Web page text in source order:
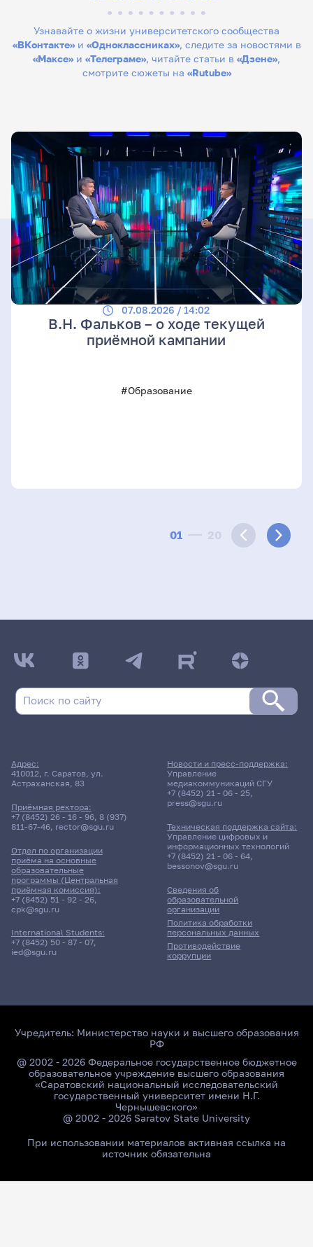
Узнавайте о жизни университетского сообщества
«ВКонтакте»и «Одноклассниках», следите за новостями в
«Максе» и «Телеграме», читайте статьи в «Дзене»,
смотрите сюжеты на «Rutube»
01 20
07.08.2026 / 14:02
В.Н. Фальков – о ходе текущей
приёмной кампании
#Образование
Адрес:
410012, г. Саратов, ул.
Астраханская, 83
Приёмная ректора:
+7 (8452) 26 - 16 - 96, 8 (937)
811-67-46, rector@sgu.ru
Отдел по организации
приёма на основные
образовательные
программы (Центральная
приёмная комиссия):
+7 (8452) 51 - 92 - 26,
cpk@sgu.ru
International Students:
+7 (8452) 50 - 87 - 07,
ied@sgu.ru
Сведения об
образовательной
организации
Политика обработки
персональных данных
Противодействие
коррупции
Новости и пресс-поддержка:
Управление
медиакоммуникаций СГУ
+7 (8452) 21 - 06 - 25,
press@sgu.ru
Техническая поддержка сайта:
Управление цифровых и
информационных технологий
+7 (8452) 21 - 06 - 64,
bessonov@sgu.ru
Учредитель: Министерство науки и высшего образования
РФ
@ 2002 - 2026 Федеральное государственное бюджетное
образовательное учреждение высшего образования
«Саратовский национальный исследовательский
государственный университет имени Н.Г.
Чернышевского»
@ 2002 - 2026 Saratov State University
При использовании материалов активная ссылка на
источник обязательна